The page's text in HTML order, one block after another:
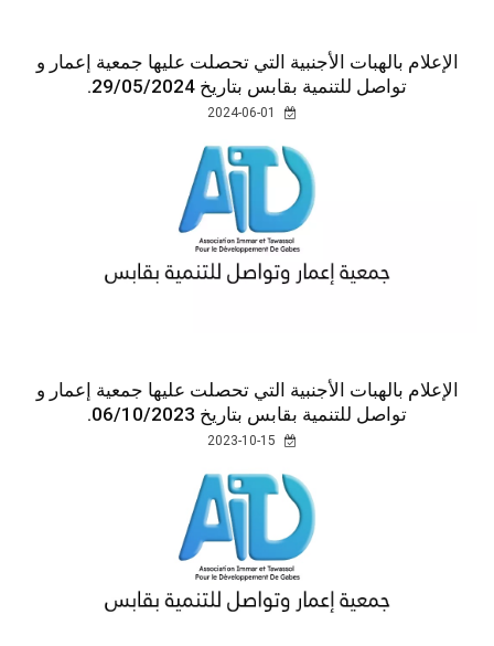
الإعلام بالهبات الأجنبية التي تحصلت عليها جمعية إعمار و
تواصل للتنمية بقابس بتاريخ 29/05/2024.
الإعلام بالهبات الأجنبية التي تحصلت عليها جمعية إعمار و
تواصل للتنمية بقابس بتاريخ 06/10/2023.